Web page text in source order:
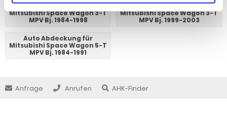
Auto Abdeckung für
Mitsubishi Space Wagon 3-T
MPV Bj. 1984-1998
Auto Abdeckung für
Mitsubishi Space Wagon 3-T
MPV Bj. 1999-2003
Auto Abdeckung für
Mitsubishi Space Wagon 5-T
MPV Bj. 1984-1991
Anfrage Anrufen AHK-Finder